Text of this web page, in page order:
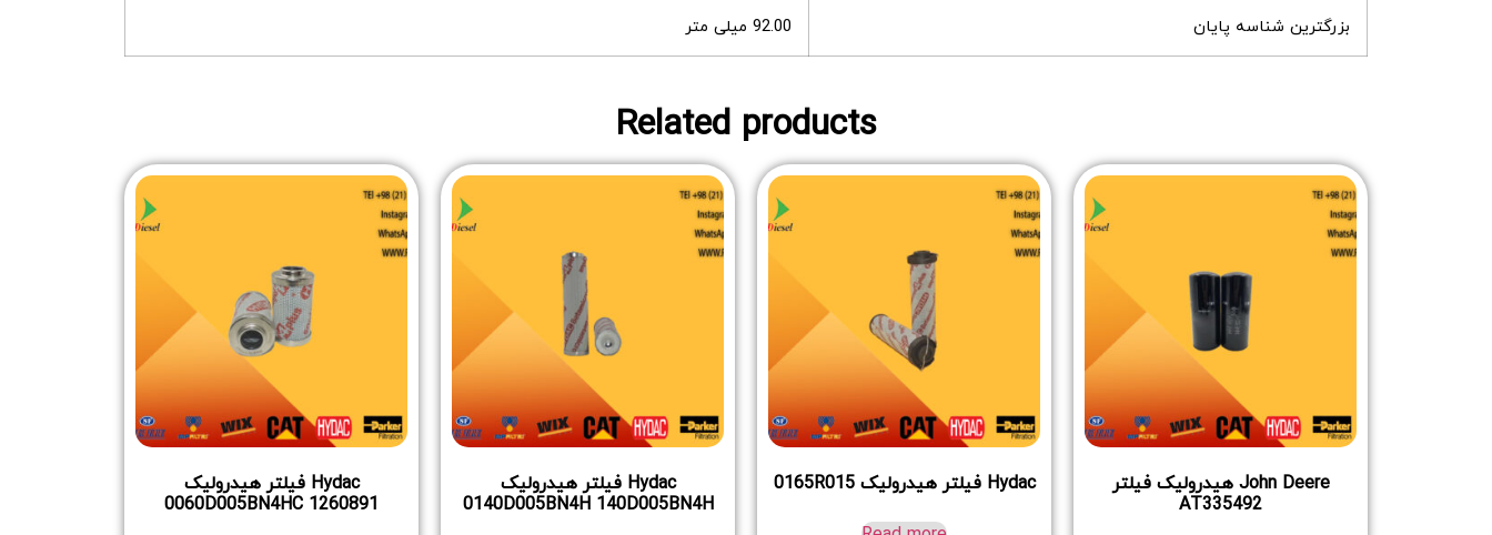
بزرگترین شناسه پایان 92.00 میلی متر
Related products
John Deere هیدرولیک فیلتر
AT335492
Hydac فیلتر هیدرولیک 0165R015
Hydac فیلتر هیدرولیک
0140D005BN4H 140D005BN4H
Hydac فیلتر هیدرولیک
0060D005BN4HC 1260891